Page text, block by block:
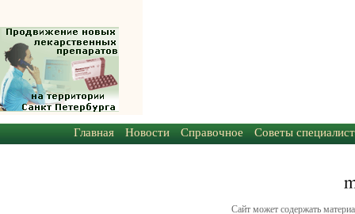
Главная Новости Справочное Советы
Сайт может содержать